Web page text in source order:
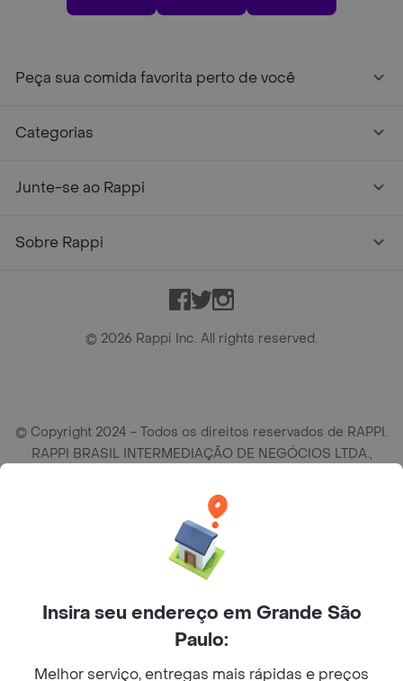
Peça sua comida favorita perto de você
Categorias
Junte-se ao Rappi
Sobre Rappi
Facebook
TwitterInstagram
© 2026 Rappi Inc. All rights reserved.
© Copyright 2024 - Todos os direitos reservados de RAPPI.
RAPPI BRASIL INTERMEDIAÇÃO DE NEGÓCIOS LTDA.,
conj. 91, Lado A, Cerqueira Cesar, São Paulo/SP CEP. 01414-
905, CNPJ/MF n° 26.900.161/0001-25.
Insira seu endereço em Grande São
Paulo:
Melhor serviço, entregas mais rápidas e preços